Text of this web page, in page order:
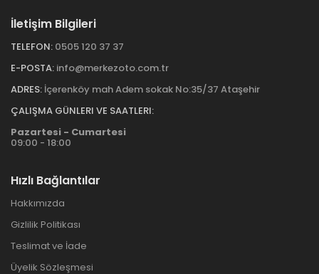
İletişim Bilgileri
TELEFON: 0505 120 37 37
E-POSTA: info@merkezoto.com.tr
ADRES: İçerenköy mah Adem sokak No:35/37 Ataşehir
ÇALIŞMA GÜNLERI VE SAATLERI:
Pazartesi - Cumartesi
09:00 - 18:00
Hızlı Bağlantılar
Hakkımızda
Gizlilik Politikası
Teslimat ve İade
Üyelik Sözleşmesi